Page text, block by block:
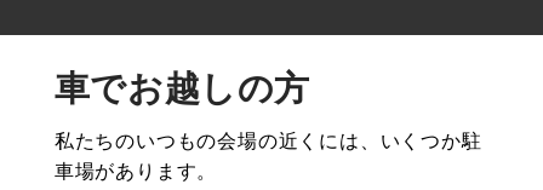
車でお越しの方
私たちのいつもの会場の近くには、いくつか駐
車場があります。